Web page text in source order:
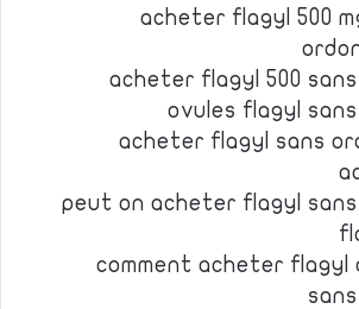
acheter flagyl 500
acheter flagyl 500
ovules flagyl
acheter flagyl sans
peut on acheter flagyl
comment acheter flagyl